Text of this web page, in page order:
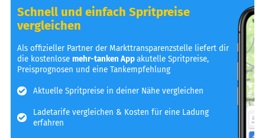
Schnell und einfach Spritpreise
vergleichen
Als offizieller Partner der Markttransparenzstelle liefert dir
die kostenlosemehr-tanken Appakutelle Spritpreise,
Preisprognosen und eine Tankempfehlung
Aktuelle Spritpreise in deiner Nähe vergleichen
Ladetarife vergleichen & Kosten für eine Ladung
erfahren